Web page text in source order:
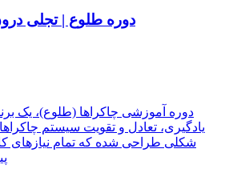
دوره طلوع | تجلی
دوره آموزشی چاکراها (طلوع)، یک
یادگیری، تعادل و تقویت سیستم
شکلی طراحی شده که تمام نیازهای